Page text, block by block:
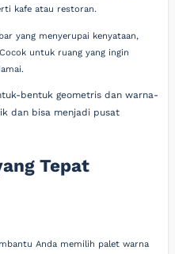
kafe atau restoran.
yang menyerupai kenyataan,
untuk ruang yang ingin
bentuk geometris dan warna-
dan bisa menjadi pusat
Tepat
Anda memilih palet warna